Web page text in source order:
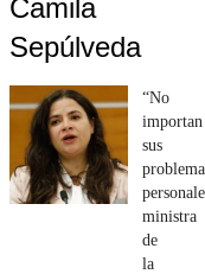
Camila
Sepúlveda
“No
importan
sus
ministra
de
la